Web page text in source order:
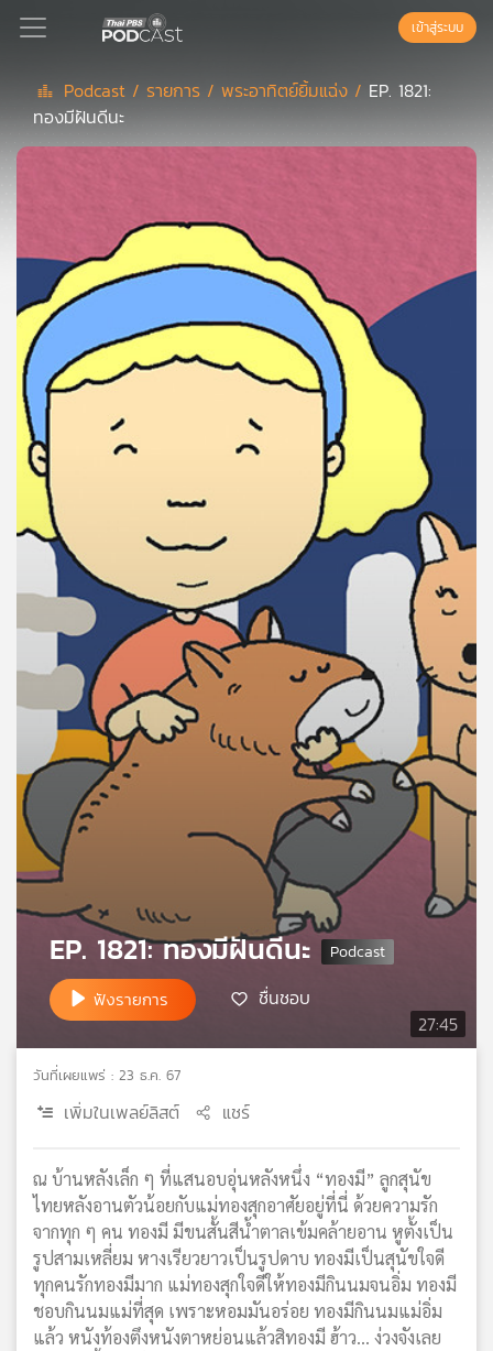
Podcast
แนะนำ
เพล
ย์
ลิ
สต์
ของ
บทความ
และ
กิจกรรม
เกี่ยว
กับ
เครือ
ไทย
แผนที่
วิทยุ
เครือ
ข่าย
เข้าสู่ระบบ
Podcast / รายการ /พระอาทิตย์ยิ้มแฉ่ง / EP. 1821:
ทองมีฝันดีนะ
27:45
EP. 1821: ทองมีฝันดีนะ
ฟังรายการ ชื่นชอบ
วันที่เผยแพร่ : 23 ธ.ค. 67
เพิ่มในเพลย์ลิสต์ แชร์
ณ บ้านหลังเล็ก ๆ ที่แสนอบอุ่นหลังหนึ่ง “ทองมี” ลูกสุนัข
ไทยหลังอานตัวน้อยกับแม่ทองสุกอาศัยอยู่ที่นี่ ด้วยความรัก
จากทุก ๆ คน ทองมี มีขนสั้นสีน้ำตาลเข้มคล้ายอาน หูตั้งเป็น
รูปสามเหลี่ยม หางเรียวยาวเป็นรูปดาบ ทองมีเป็นสุนัขใจดี
ทุกคนรักทองมีมาก แม่ทองสุกใจดีให้ทองมีกินนมจนอิ่ม ทองมี
ชอบกินนมแม่ที่สุด เพราะหอมมันอร่อย ทองมีกินนมแม่อิ่ม
แล้ว หนังท้องตึงหนังตาหย่อนแล้วสิทองมี ฮ้าว... ง่วงจังเลย